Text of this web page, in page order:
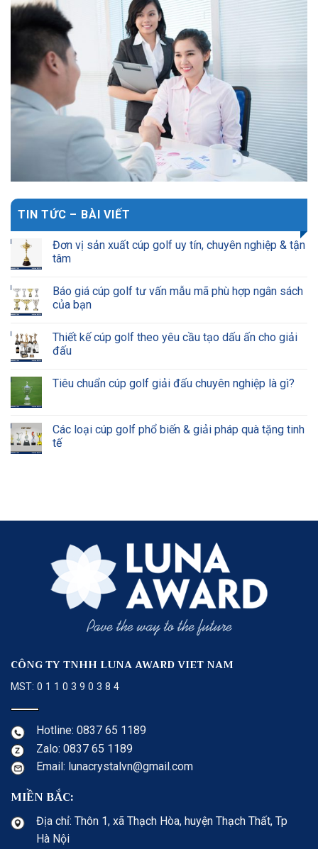
TIN TỨC – BÀI VIẾT
Đơn vị sản xuất cúp golf uy tín, chuyên nghiệp & tận
tâm
Báo giá cúp golf tư vấn mẫu mã phù hợp ngân sách
của bạn
Thiết kế cúp golf theo yêu cầu tạo dấu ấn cho giải
đấu
Tiêu chuẩn cúp golf giải đấu chuyên nghiệp là gì?
Các loại cúp golf phổ biến & giải pháp quà tặng tinh
tế
CÔNG TY TNHH LUNA AWARD VIET NAM
MST: 0 1 1 0 3 9 0 3 8 4
Hotline: 0837 65 1189
Zalo: 0837 65 1189
Email: lunacrystalvn@gmail.com
MIỀN BẮC:
Địa chỉ: Thôn 1, xã Thạch Hòa, huyện Thạch Thất, Tp
Hà Nội